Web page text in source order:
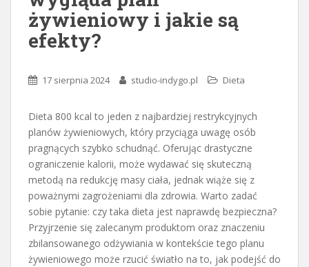
żywieniowy i jakie są
efekty?
17 sierpnia 2024 studio-indygo.pl Dieta
Dieta 800 kcal to jeden z najbardziej restrykcyjnych
planów żywieniowych, który przyciąga uwagę osób
pragnących szybko schudnąć. Oferując drastyczne
ograniczenie kalorii, może wydawać się skuteczną
metodą na redukcję masy ciała, jednak wiąże się z
poważnymi zagrożeniami dla zdrowia. Warto zadać
sobie pytanie: czy taka dieta jest naprawdę bezpieczna?
Przyjrzenie się zalecanym produktom oraz znaczeniu
zbilansowanego odżywiania w kontekście tego planu
żywieniowego może rzucić światło na to, jak podejść do